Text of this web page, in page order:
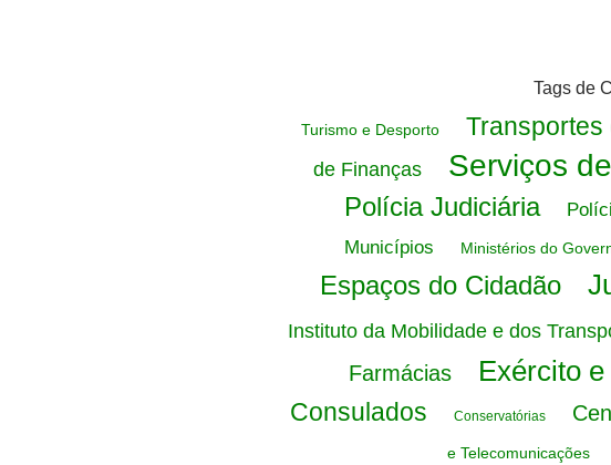
Tags de
Turismo e Desporto
de Finanças
Serviços
Polícia Judiciária
Municípios Ministérios do
Espaços do Cidadão
Instituto da Mobilidade e dos
Farmácias Exército
Consulados
Conservatórias
e Telecomunicações